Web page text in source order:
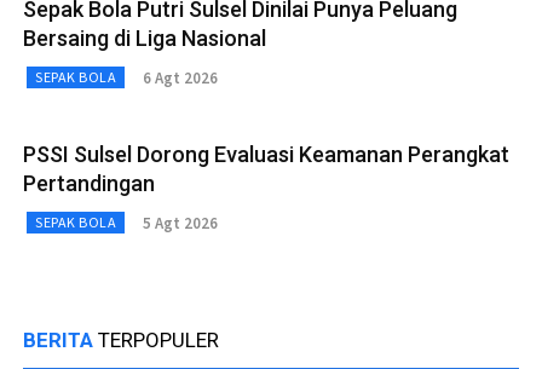
Sepak Bola Putri Sulsel Dinilai Punya Peluang
Bersaing di Liga Nasional
SEPAK BOLA 6 Agt 2026
PSSI Sulsel Dorong Evaluasi Keamanan Perangkat
Pertandingan
SEPAK BOLA 5 Agt 2026
BERITA TERPOPULER